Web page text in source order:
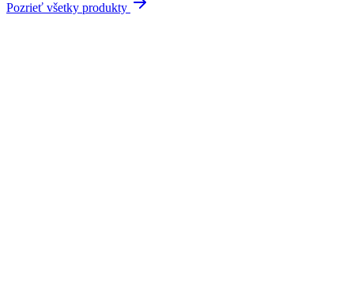
Pozrieť všetky produkty